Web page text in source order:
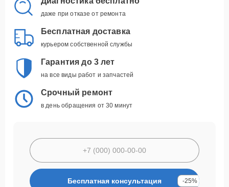
даже при отказе от ремонта
Бесплатная доставка
курьером собственной службы
Гарантия до 3 лет
на все виды работ и запчастей
Срочный ремонт
в день обращения от 30 минут
Бесплатная консультация -25%